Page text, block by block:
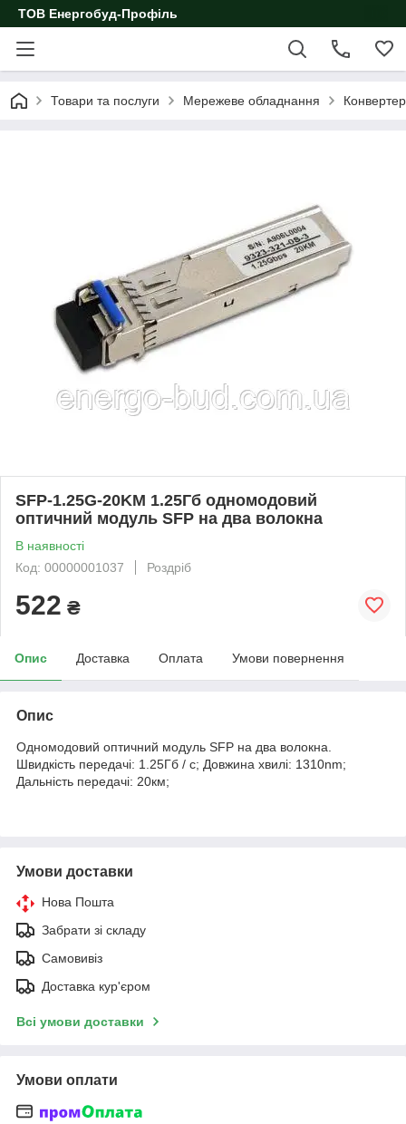
ТОВ Енергобуд-Профіль
Товари та послуги Мережеве обладнання
SFP-1.25G-20KM 1.25Гб одномодовий
оптичний модуль SFP на два волокна
В наявності
Код: 00000001037
Роздріб
522 ₴
Опис Доставка Оплата Умови повернення
Опис
Одномодовий оптичний модуль SFP на два волокна.
Швидкість передачі: 1.25Гб / с; Довжина хвилі: 1310nm;
Дальність передачі: 20км;
Умови доставки
Нова Пошта
Забрати зі складу
Самовивіз
Доставка кур'єром
Всі умови доставки
Умови оплати